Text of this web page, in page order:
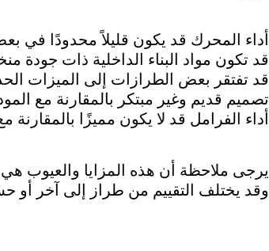
أداء المحرك قد يكون قليلاً محدودًا في
قد تكون مواد البناء الداخلية ذات جودة
قد تفتقر بعض الطرازات إلى الميزات
تصميم قديم وغير مبتكر بالمقارنة مع
أداء الفرامل قد لا يكون مميزًا
يرجى ملاحظة أن هذه المزايا والعيوب
وقد يختلف التقييم من طراز إلى آخر أو